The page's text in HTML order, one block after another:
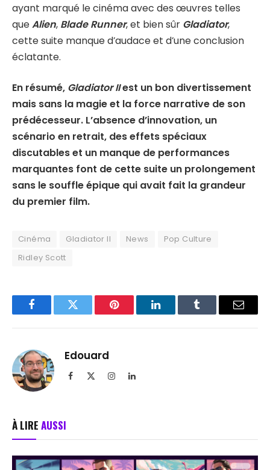
ayant marqué le cinéma avec des œuvres telles
queAlien, Blade Runner, et bien sûr Gladiator,
cette suite manque d’audace et d’une conclusion
éclatante.
En résumé, Gladiator IIest un bon divertissement
mais sans la magie et la force narrative de son
prédécesseur. L’absence d’innovation, un
scénario en retrait, des effets spéciaux
discutables et un manque de performances
marquantes font de cette suite un prolongement
sans le souffle épique qui avait fait la grandeur
du premier film.
Cinéma Gladiator II News
Pop Culture
Ridley Scott
FacebookTwitter Pinterest LinkedInTumblr Email
Edouard
Facebook InstagramLinkedIn
À LIRE AUSSI